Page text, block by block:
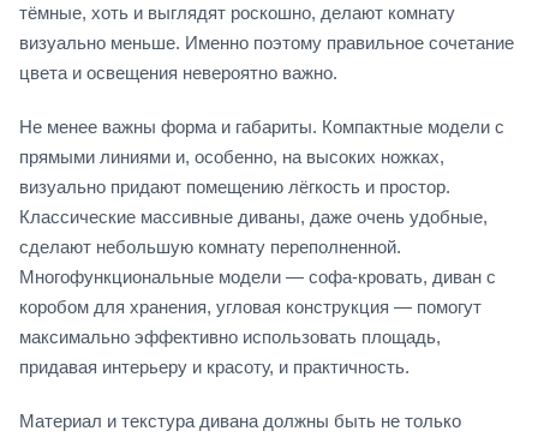
тёмные, хоть и выглядят роскошно, делают комнату
визуально меньше. Именно поэтому правильное сочетание
цвета и освещения невероятно важно.
Не менее важны форма и габариты. Компактные модели с
прямыми линиями и, особенно, на высоких ножках,
визуально придают помещению лёгкость и простор.
Классические массивные диваны, даже очень удобные,
сделают небольшую комнату переполненной.
Многофункциональные модели — софа-кровать, диван с
коробом для хранения, угловая конструкция — помогут
максимально эффективно использовать площадь,
придавая интерьеру и красоту, и практичность.
Материал и текстура дивана должны быть не только